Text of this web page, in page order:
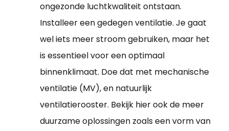
ongezonde luchtkwaliteit ontstaan.
Installeer een gedegen ventilatie. Je gaat
wel iets meer stroom gebruiken, maar het
is essentieel voor een optimaal
binnenklimaat. Doe dat met mechanische
ventilatie (MV), en natuurlijk
ventilatierooster. Bekijk hier ook de meer
duurzame oplossingen zoals een vorm van